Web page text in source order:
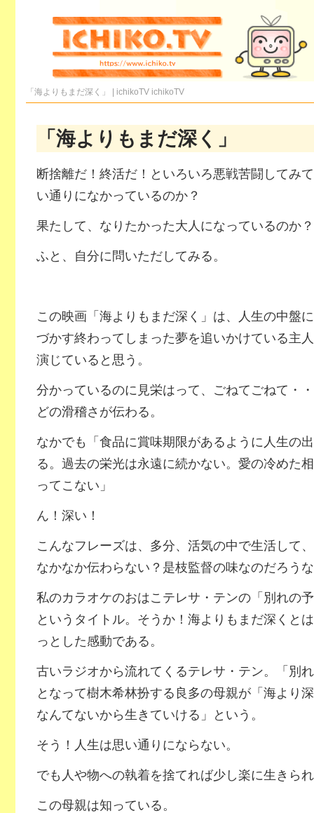
「海よりもまだ深く」 | ichikoTV ichikoTV
「海よりもまだ深く」
断捨離だ！終活だ！といろいろ悪戦苦闘してみ
い通りになかっているのか？
果たして、なりたかった大人になっているのか？
ふと、自分に問いただしてみる。
この映画「海よりもまだ深く」は、人生の中盤
づかす終わってしまった夢を追いかけている主
演じていると思う。
分かっているのに見栄はって、ごねてごねて・
どの滑稽さが伝わる。
なかでも「食品に賞味期限があるように人生の
る。過去の栄光は永遠に続かない。愛の冷めた
ってこない」
ん！深い！
こんなフレーズは、多分、活気の中で生活して
なかなか伝わらない？是枝監督の味なのだろう
私のカラオケのおはこテレサ・テンの「別れの
というタイトル。そうか！海よりもまだ深くと
っとした感動である。
古いラジオから流れてくるテレサ・テン。「別
となって樹木希林扮する良多の母親が「海より
なんてないから生きていける」という。
そう！人生は思い通りにならない。
でも人や物への執着を捨てれば少し楽に生きら
この母親は知っている。